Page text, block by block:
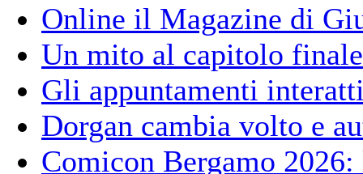
Online il Magazine di
Un mito al capitolo finale
Gli appuntamenti
Dorgan cambia volto e
Comicon Bergamo